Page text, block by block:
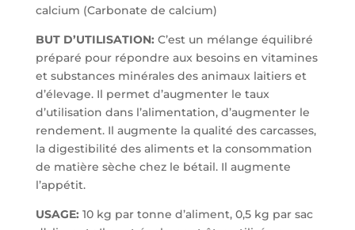
calcium (Carbonate de calcium)
BUT D’UTILISATION: C’est un mélange équilibré
préparé pour répondre aux besoins en vitamines
et substances minérales des animaux laitiers et
d’élevage. Il permet d’augmenter le taux
d’utilisation dans l’alimentation, d’augmenter le
rendement. Il augmente la qualité des carcasses,
la digestibilité des aliments et la consommation
de matière sèche chez le bétail. Il augmente
l’appétit.
USAGE: 10 kg par tonne d’aliment, 0,5 kg par sac